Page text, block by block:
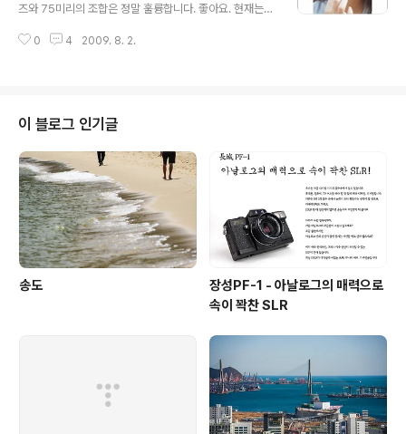
즈와 75미리의 조합은 정말 훌륭합니다. 좋아요. 현재는
입니다.
0 4 2009. 8. 2.
이 블로그 인기글
송도
장성PF-1 - 아날로그의 매력으로
속이 꽉찬 SLR